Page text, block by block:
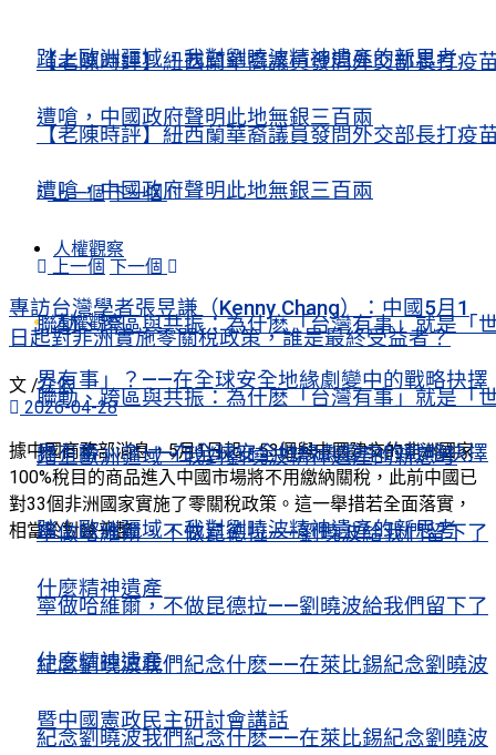
【老陳時評】紐西蘭華裔議員發問外交部長打疫
遭嗆，中國政府聲明此地無銀三百兩
上一個 下一個
人權觀察
聯動、跨區與共振：為什麽「台灣有事」就是「
界有事」？——在全球安全地緣劇變中的戰略抉擇
踏上歐洲疆域，我對劉曉波精神遺產的新思考
寧做哈維爾，不做昆德拉——劉曉波給我們留下了
什麼精神遺產
紀念劉曉波我們紀念什麽——在萊比錫紀念劉曉波
暨中國憲政民主研討會講話
踏上歐洲疆域，我對劉曉波精神遺產的新思考
【老陳時評】紐西蘭華裔議員發問外交部長打疫
遭嗆，中國政府聲明此地無銀三百兩
上一個 下一個
人權觀察
聯動、跨區與共振：為什麽「台灣有事」就是「
界有事」？——在全球安全地緣劇變中的戰略抉擇
踏上歐洲疆域，我對劉曉波精神遺產的新思考
寧做哈維爾，不做昆德拉——劉曉波給我們留下了
什麼精神遺產
紀念劉曉波我們紀念什麽——在萊比錫紀念劉曉波
專訪台灣學者張昱謙（Kenny Chang）：中國5月1
日起對非洲實施零關稅政策，誰是最終受益者？
文 /左依
2026-04-28
據中國商務部消息，5月1日起，53個與中國建交的非洲國家
100%稅目的商品進入中國市場將不用繳納關稅，此前中國已
對33個非洲國家實施了零關稅政策。這一舉措若全面落實，
相當於對幾乎整...